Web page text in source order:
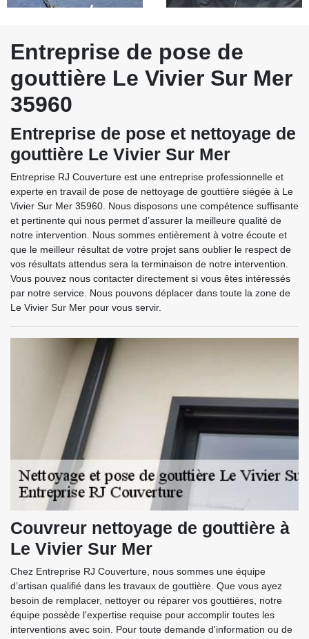
Entreprise de pose de
gouttière Le Vivier Sur Mer
35960
Entreprise de pose et nettoyage de
gouttière Le Vivier Sur Mer
Entreprise RJ Couverture est une entreprise professionnelle et
experte en travail de pose de nettoyage de gouttière siégée à Le
Vivier Sur Mer 35960. Nous disposons une compétence suffisante
et pertinente qui nous permet d’assurer la meilleure qualité de
notre intervention. Nous sommes entièrement à votre écoute et
que le meilleur résultat de votre projet sans oublier le respect de
vos résultats attendus sera la terminaison de notre intervention.
Vous pouvez nous contacter directement si vous êtes intéressés
par notre service. Nous pouvons déplacer dans toute la zone de
Le Vivier Sur Mer pour vous servir.
Couvreur nettoyage de gouttière à
Le Vivier Sur Mer
Chez Entreprise RJ Couverture, nous sommes une équipe
d’artisan qualifié dans les travaux de gouttière. Que vous ayez
besoin de remplacer, nettoyer ou réparer vos gouttières, notre
équipe possède l'expertise requise pour accomplir toutes les
interventions avec soin. Pour toute demande d'information ou de